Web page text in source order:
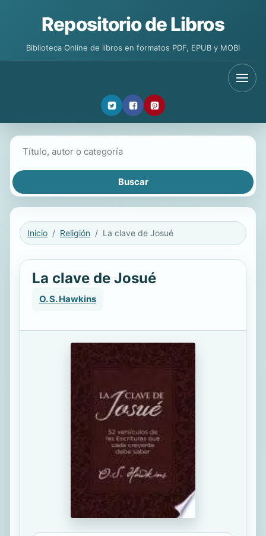
Repositorio de Libros
Biblioteca Online de libros en formatos PDF, EPUB y MOBI
Inicio Religión La clave de Josué
La clave de Josué
O. S. Hawkins